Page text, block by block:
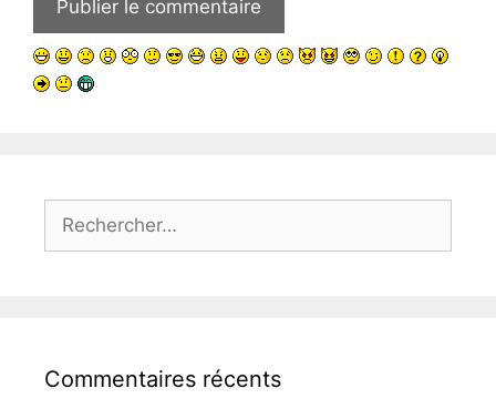
Rechercher :
Commentaires récents